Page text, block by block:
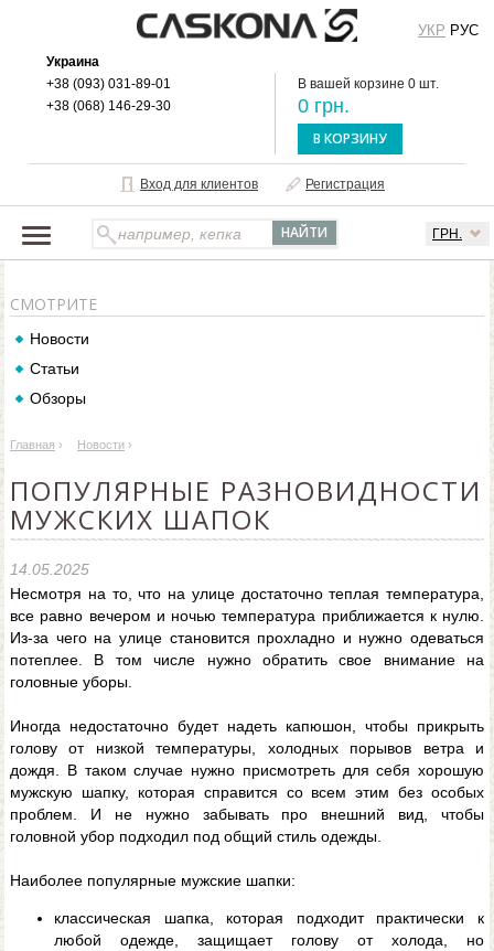
Украина
+38 (093) 031-89-01
+38 (068) 146-29-30
В вашей корзине 0 шт.
0 грн.
В КОРЗИНУ
Вход для клиентов Регистрация
ГРН.
УКР РУС
О БРЕНДЕ
ДОСТАВКА И ОПЛАТА
ОПТОВЫМ КЛИЕНТАМ
КОНТАКТЫ
СМОТРИТЕ
Новости
Статьи
Обзоры
Главная › Новости ›
ПОПУЛЯРНЫЕ РАЗНОВИДНОСТИ
МУЖСКИХ ШАПОК
14.05.2025
Несмотря на то, что на улице достаточно теплая температура,
все равно вечером и ночью температура приближается к нулю.
Из-за чего на улице становится прохладно и нужно одеваться
потеплее. В том числе нужно обратить свое внимание на
головные уборы.
Иногда недостаточно будет надеть капюшон, чтобы прикрыть
голову от низкой температуры, холодных порывов ветра и
дождя. В таком случае нужно присмотреть для себя хорошую
мужскую шапку, которая справится со всем этим без особых
проблем. И не нужно забывать про внешний вид, чтобы
головной убор подходил под общий стиль одежды.
Наиболее популярные мужские шапки:
классическая шапка, которая подходит практически к
любой одежде, защищает голову от холода, но